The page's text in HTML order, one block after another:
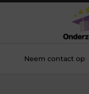
Neem contact op